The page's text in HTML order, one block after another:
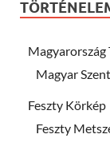
Magyar
Feszty Körkép
Feszty